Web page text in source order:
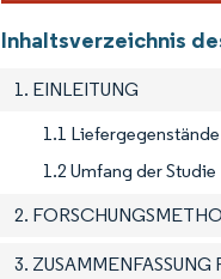
Inhaltsverzeichnis
1. EINLEITUNG
1.1
1.2 Umfang der Studie
2.
3.